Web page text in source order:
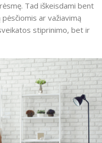
Tad iškeisdami bent
ar važiavimą
stiprinimo, bet ir